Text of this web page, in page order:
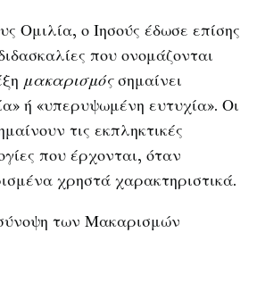
Ομιλία, ο Ιησούς έδωσε επίσης
που ονομάζονται
μακαρισμόςσημαίνει
ή «υπερυψωμένη ευτυχία». Οι
τις εκπληκτικές
που έρχονται, όταν
χρηστά χαρακτηριστικά.
των Μακαρισμών